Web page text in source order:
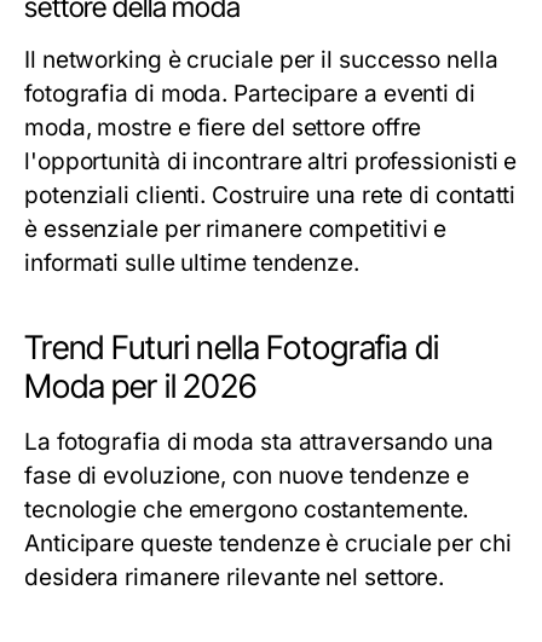
settore della moda
Il networking è cruciale per il successo nella
fotografia di moda. Partecipare a eventi di
moda, mostre e fiere del settore offre
l'opportunità di incontrare altri professionisti e
potenziali clienti. Costruire una rete di contatti
è essenziale per rimanere competitivi e
informati sulle ultime tendenze.
Trend Futuri nella Fotografia di
Moda per il 2026
La fotografia di moda sta attraversando una
fase di evoluzione, con nuove tendenze e
tecnologie che emergono costantemente.
Anticipare queste tendenze è cruciale per chi
desidera rimanere rilevante nel settore.